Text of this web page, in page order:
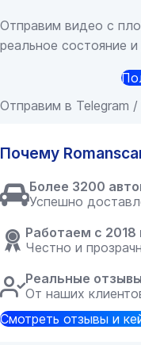
Отправим видео с
реальное состояние
Отправим в Telegram
Почему
Более 3200
Успешно
Работаем с 2018
Честно и
Реальные отзывы
От наших
Смотреть отзывы и